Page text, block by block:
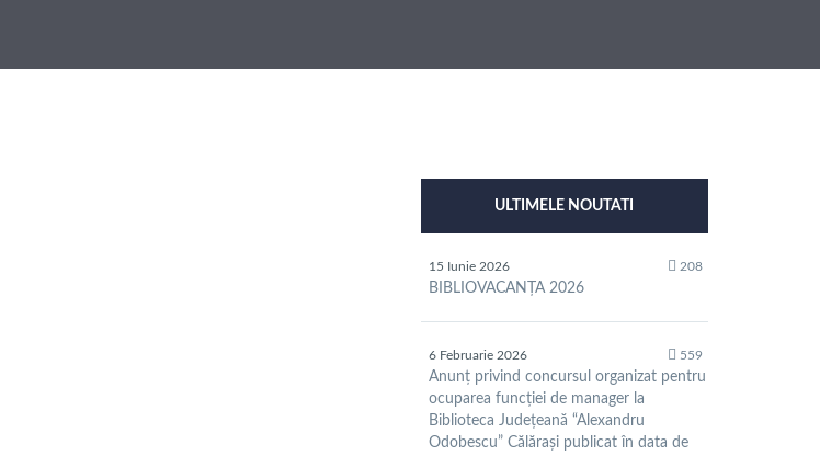
ULTIMELE NOUTATI
15 Iunie 2026 208
BIBLIOVACANȚA 2026
6 Februarie 2026 559
Anunț privind concursul organizat pentru
ocuparea funcției de manager la
Biblioteca Județeană “Alexandru
Odobescu” Călărași publicat în data de